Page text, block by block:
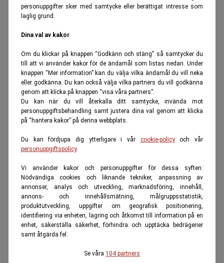
personuppgifter sker med samtycke eller berättigat intresse som
laglig grund.
Dina val av kakor
Om du klickar på knappen “Godkänn och stäng” så samtycker du
till att vi använder kakor för de ändamål som listas nedan. Under
knappen “Mer information” kan du välja vilka ändamål du vill neka
eller godkänna. Du kan också välja vilka partners du vill godkänna
genom att klicka på knappen “visa våra partners”.
Du kan när du vill återkalla ditt samtycke, invända mot
personuppgiftsbehandling samt justera dina val genom att klicka
på “hantera kakor” på denna webbplats.
Du kan fördjupa dig ytterligare i vår cookie-policyoch vår
personuppgiftspolicy.
Vi använder kakor och personuppgifter för dessa syften:
Nödvändiga cookies och liknande tekniker, anpassning av
annonser, analys och utveckling, marknadsföring, innehåll,
annons- och innehållsmätning, målgruppsstatistik,
produktutveckling, uppgifter om geografisk positionering,
identifiering via enheten, lagring och åtkomst till information på en
enhet, säkerställa säkerhet, förhindra och upptäcka bedrägerier
samt åtgärda fel.
Se våra 104 partners